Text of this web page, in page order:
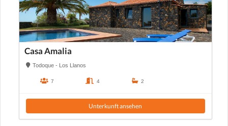
Casa Amalia
Todoque - Los Llanos
7 4 2
Unterkunft ansehen